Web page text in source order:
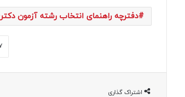
دفترچه راهنمای انتخاب رشته آزمون دکتری
اشتراک گذاری